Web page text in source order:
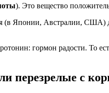
). Это вещество
(в Японии, Австралии, США)
гормон радости. То
перезрелые с